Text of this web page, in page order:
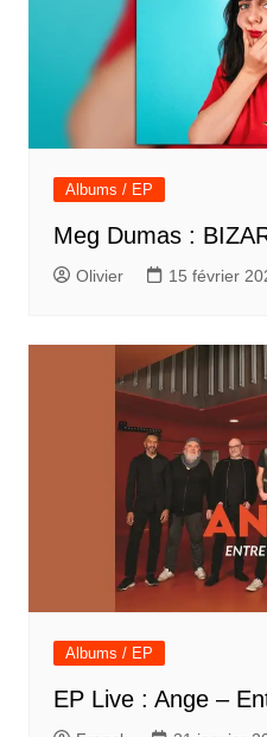
Albums / EP
Meg Dumas :
Olivier 15 février
Albums / EP
EP Live : Ange –